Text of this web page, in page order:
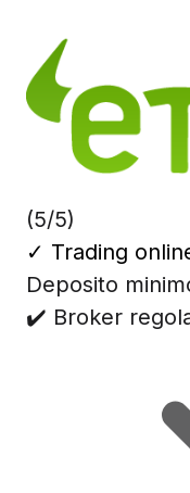
(5/5)
✓ Trading
Deposito
✔️ Broker